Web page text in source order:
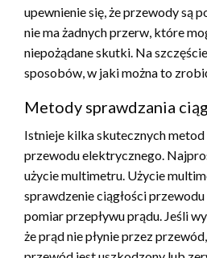
upewnienie się, że przewody są
nie ma żadnych przerw, które
niepożądane skutki. Na
sposobów, w jaki można to
Metody sprawdzania
Istnieje kilka skutecznych
przewodu elektrycznego.
użycie multimetru. Użycie
sprawdzenie ciągłości
pomiar przepływu prądu. Jeśli
że prąd nie płynie przez